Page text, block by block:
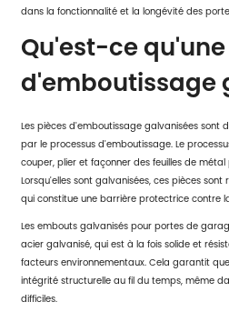
dans la fonctionnalité et la longévité des
Qu'est-ce
d'emboutissage
Les pièces d'emboutissage galvanisées sont
par le processus d'emboutissage. Le
couper, plier et façonner des feuilles de
Lorsqu'elles sont galvanisées, ces pièces
qui constitue une barrière protectrice contre
Les embouts galvanisés pour portes de
acier galvanisé, qui est à la fois solide et
facteurs environnementaux. Cela garantit
intégrité structurelle au fil du temps, même
difficiles.